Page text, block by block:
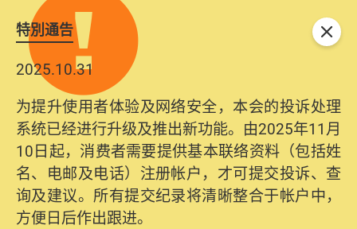
特別通告
2025.10.31
为提升使用者体验及网络安全，本会的投诉处理
系统已经进行升级及推出新功能。由2025年11月
10日起，消费者需要提供基本联络资料（包括姓
名、电邮及电话）注册帐户，才可提交投诉、查
询及建议。所有提交纪录将清晰整合于帐户中，
方便日后作出跟进。
关闭